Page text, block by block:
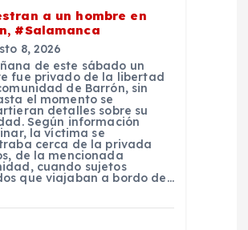
a un hombre en
#Salamanca
8, 2026
de este sábado un
fue privado de la libertad
de Barrón, sin
el momento se
detalles sobre su
Según información
la víctima se
cerca de la privada
de la mencionada
cuando sujetos
que viajaban a bordo de…